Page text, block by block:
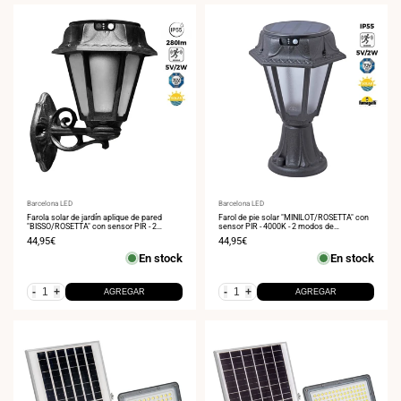
Proveedor:
Barcelona LED
Farola solar de jardín aplique de pared
"BISSO/ROSETTA" con sensor PIR - 2
Precio
44,95€
En stock
- + AGREGAR
Proveedor:
Barcelona LED
Farol de pie solar "MINILOT/ROSETTA" con
sensor PIR - 4000K - 2 modos de
Precio
44,95€
En stock
- + AGREGAR